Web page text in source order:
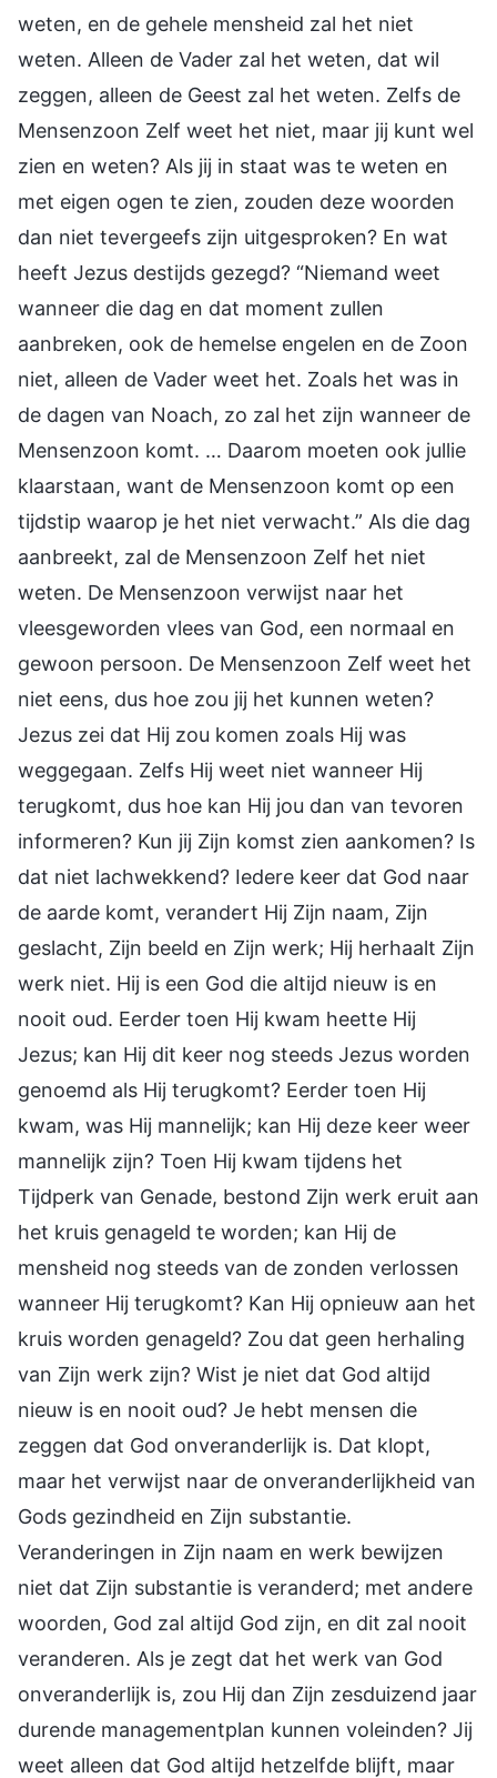
weten, en de gehele mensheid zal het niet
weten. Alleen de Vader zal het weten, dat wil
zeggen, alleen de Geest zal het weten. Zelfs de
Mensenzoon Zelf weet het niet, maar jij kunt wel
zien en weten? Als jij in staat was te weten en
met eigen ogen te zien, zouden deze woorden
dan niet tevergeefs zijn uitgesproken? En wat
heeft Jezus destijds gezegd? “Niemand weet
wanneer die dag en dat moment zullen
aanbreken, ook de hemelse engelen en de Zoon
niet, alleen de Vader weet het. Zoals het was in
de dagen van Noach, zo zal het zijn wanneer de
Mensenzoon komt. … Daarom moeten ook jullie
klaarstaan, want de Mensenzoon komt op een
tijdstip waarop je het niet verwacht.” Als die dag
aanbreekt, zal de Mensenzoon Zelf het niet
weten. De Mensenzoon verwijst naar het
vleesgeworden vlees van God, een normaal en
gewoon persoon. De Mensenzoon Zelf weet het
niet eens, dus hoe zou jij het kunnen weten?
Jezus zei dat Hij zou komen zoals Hij was
weggegaan. Zelfs Hij weet niet wanneer Hij
terugkomt, dus hoe kan Hij jou dan van tevoren
informeren? Kun jij Zijn komst zien aankomen? Is
dat niet lachwekkend? Iedere keer dat God naar
de aarde komt, verandert Hij Zijn naam, Zijn
geslacht, Zijn beeld en Zijn werk; Hij herhaalt Zijn
werk niet. Hij is een God die altijd nieuw is en
nooit oud. Eerder toen Hij kwam heette Hij
Jezus; kan Hij dit keer nog steeds Jezus worden
genoemd als Hij terugkomt? Eerder toen Hij
kwam, was Hij mannelijk; kan Hij deze keer weer
mannelijk zijn? Toen Hij kwam tijdens het
Tijdperk van Genade, bestond Zijn werk eruit aan
het kruis genageld te worden; kan Hij de
mensheid nog steeds van de zonden verlossen
wanneer Hij terugkomt? Kan Hij opnieuw aan het
kruis worden genageld? Zou dat geen herhaling
van Zijn werk zijn? Wist je niet dat God altijd
nieuw is en nooit oud? Je hebt mensen die
zeggen dat God onveranderlijk is. Dat klopt,
maar het verwijst naar de onveranderlijkheid van
Gods gezindheid en Zijn substantie.
Veranderingen in Zijn naam en werk bewijzen
niet dat Zijn substantie is veranderd; met andere
woorden, God zal altijd God zijn, en dit zal nooit
veranderen. Als je zegt dat het werk van God
onveranderlijk is, zou Hij dan Zijn zesduizend jaar
durende managementplan kunnen voleinden? Jij
weet alleen dat God altijd hetzelfde blijft, maar